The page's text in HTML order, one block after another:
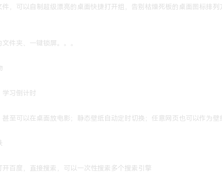
，可以自制超级漂亮的桌面快捷打开组，告别枯燥死板的桌面图标排列
件夹、一键锁屏。。。
学习倒计时
至可以在桌面放电影；静态壁纸自动定时切换；任意网页也可以作为壁
百度，直接搜索，可以一次性搜索多个搜索引擎